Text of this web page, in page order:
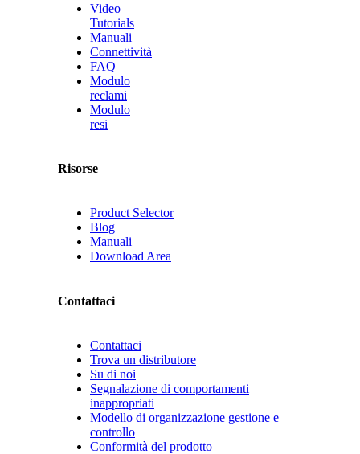
Video
Tutorials
Manuali
Connettività
FAQ
Modulo
reclami
Modulo
resi
Risorse
Product Selector
Blog
Manuali
Download Area
Contattaci
Contattaci
Trova un distributore
Su di noi
Segnalazione di comportamenti
inappropriati
Modello di organizzazione gestione e
controllo
Conformità del prodotto